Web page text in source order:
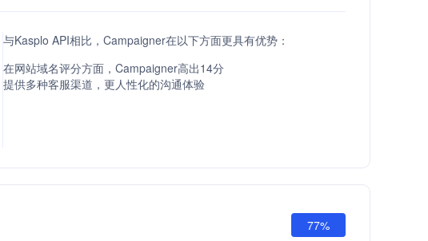
与Kasplo API相比，Campaigner在以下方面更具有优势：
在网站域名评分方面，Campaigner高出14分
提供多种客服渠道，更人性化的沟通体验
77%